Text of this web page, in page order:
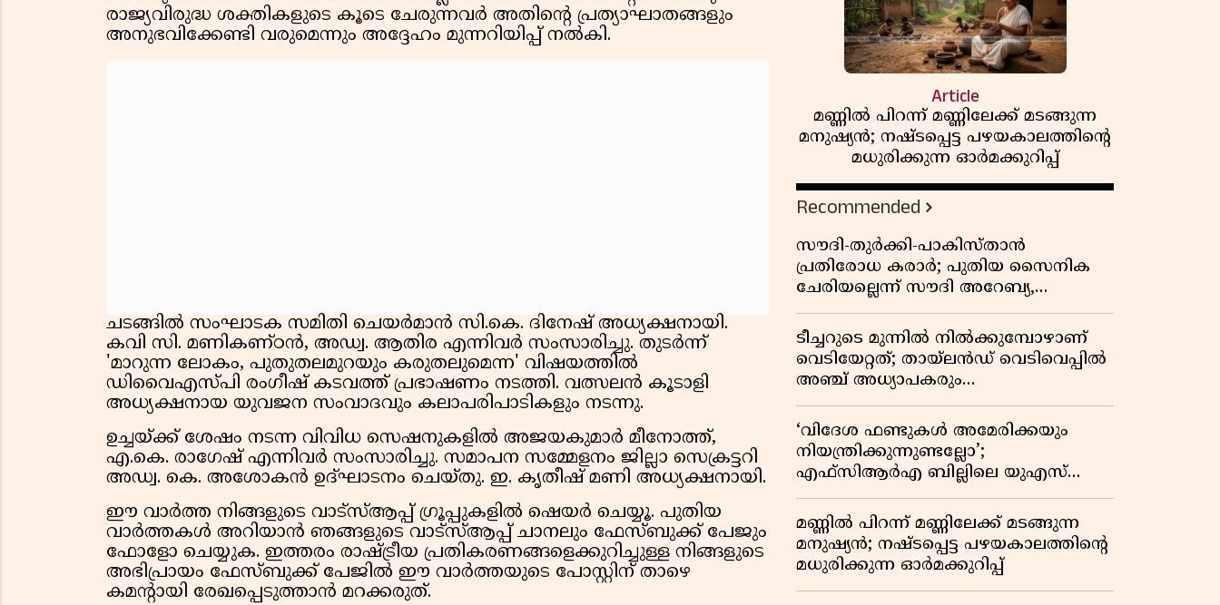
രാജ്യവിരുദ്ധ ശക്തികളുടെ കൂടെ ചേരുന്നവർ അതിൻ്റെ പ്രത്യാഘാതങ്ങളും
അനുഭവിക്കേണ്ടി വരുമെന്നും അദ്ദേഹം മുന്നറിയിപ്പ് നൽകി.
ചടങ്ങിൽ സംഘാടക സമിതി ചെയർമാൻ സി.കെ. ദിനേഷ് അധ്യക്ഷനായി.
കവി സി. മണികണ്ഠൻ, അഡ്വ. ആതിര എന്നിവർ സംസാരിച്ചു. തുടർന്ന്
'മാറുന്ന ലോകം, പുതുതലമുറയും കരുതലുമെന്ന' വിഷയത്തിൽ
ഡിവൈഎസ്പി രംഗീഷ് കടവത്ത് പ്രഭാഷണം നടത്തി. വത്സലൻ കൂടാളി
അധ്യക്ഷനായ യുവജന സംവാദവും കലാപരിപാടികളും നടന്നു.
ഉച്ചയ്ക്ക് ശേഷം നടന്ന വിവിധ സെഷനുകളിൽ അജയകുമാർ മീനോത്ത്,
എ.കെ. രാഗേഷ് എന്നിവർ സംസാരിച്ചു. സമാപന സമ്മേളനം ജില്ലാ സെക്രട്ടറി
അഡ്വ. കെ. അശോകൻ ഉദ്ഘാടനം ചെയ്തു. ഇ. കൃതീഷ് മണി അധ്യക്ഷനായി.
ഈ വാർത്ത നിങ്ങളുടെ വാട്സ്ആപ്പ് ഗ്രൂപ്പുകളിൽ ഷെയർ ചെയ്യൂ. പുതിയ
വാർത്തകൾ അറിയാൻ ഞങ്ങളുടെ വാട്സ്ആപ്പ് ചാനലും ഫേസ്ബുക്ക് പേജും
ഫോളോ ചെയ്യുക. ഇത്തരം രാഷ്ട്രീയ പ്രതികരണങ്ങളെക്കുറിച്ചുള്ള നിങ്ങളുടെ
അഭിപ്രായം ഫേസ്ബുക്ക് പേജിൽ ഈ വാർത്തയുടെ പോസ്റ്റിന് താഴെ
കമന്റായി രേഖപ്പെടുത്താൻ മറക്കരുത്.
Article
മണ്ണിൽ പിറന്ന് മണ്ണിലേക്ക് മടങ്ങുന്ന
മനുഷ്യൻ; നഷ്ടപ്പെട്ട പഴയകാലത്തിൻ്റെ
മധുരിക്കുന്ന ഓർമക്കുറിപ്പ്
Recommended
സൗദി-തുർക്കി-പാകിസ്താൻ
പ്രതിരോധ കരാർ; പുതിയ സൈനിക
ചേരിയല്ലെന്ന് സൗദി അറേബ്യ,
വിമർശനവുമായി ഇറാൻ
ടീച്ചറുടെ മുന്നിൽ നിൽക്കുമ്പോഴാണ്
വെടിയേറ്റത്; തായ്‌ലൻഡ് വെടിവെപ്പിൽ
അഞ്ച് അധ്യാപകരും
മുത്തശ്ശീമുത്തശ്ശന്മാരും കൊല്ലപ്പെട്ടു,
മരണസംഖ്യ 7; ഞെട്ടിക്കുന്ന
വെളിപ്പെടുത്തലുകൾ
‘വിദേശ ഫണ്ടുകൾ അമേരിക്കയും
നിയന്ത്രിക്കുന്നുണ്ടല്ലോ’;
എഫ്സിആർഎ ബില്ലിലെ യുഎസ്
വിമർശനങ്ങൾക്ക് മറുപടിയുമായി ഇന്ത്യ
മണ്ണിൽ പിറന്ന് മണ്ണിലേക്ക് മടങ്ങുന്ന
മനുഷ്യൻ; നഷ്ടപ്പെട്ട പഴയകാലത്തിൻ്റെ
മധുരിക്കുന്ന ഓർമക്കുറിപ്പ്